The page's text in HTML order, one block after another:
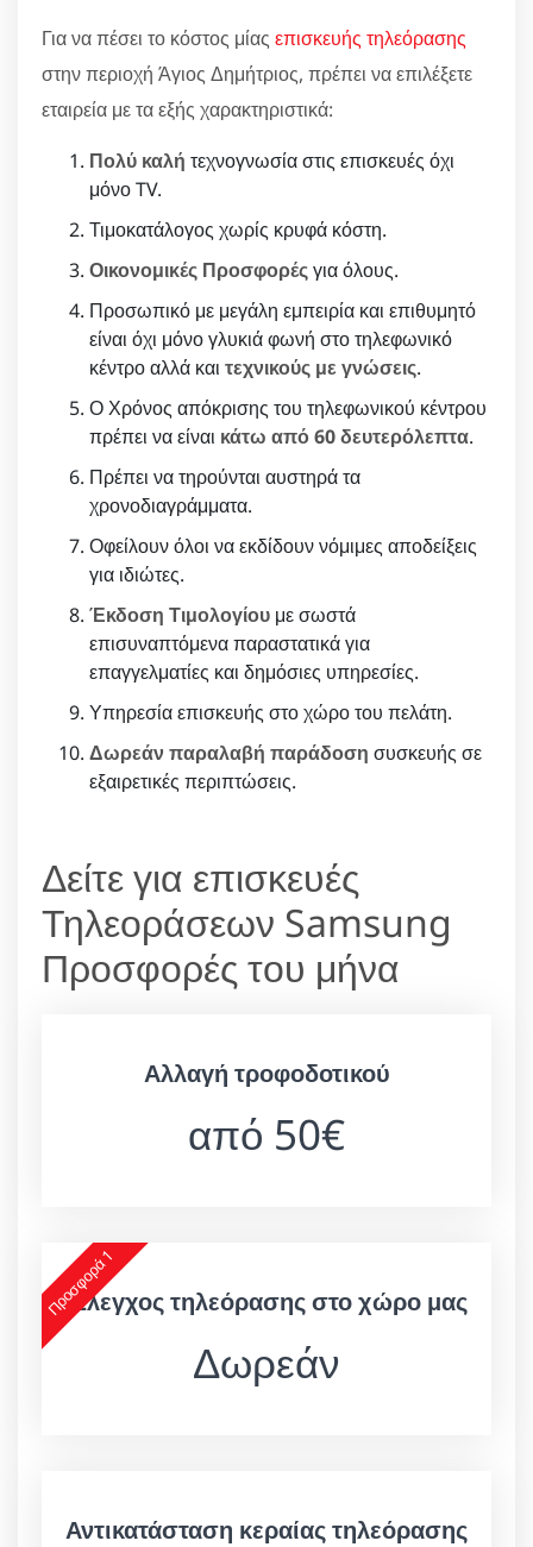
Για να πέσει το κόστος μίας επισκευής τηλεόρασης
στην περιοχή Άγιος Δημήτριος, πρέπει να επιλέξετε
εταιρεία με τα εξής χαρακτηριστικά:
Πολύ καλή τεχνογνωσία στις επισκευές όχι
μόνο TV.
Τιμοκατάλογος χωρίς κρυφά κόστη.
Οικονομικές Προσφορέςγια όλους.
Προσωπικό με μεγάλη εμπειρία και επιθυμητό
είναι όχι μόνο γλυκιά φωνή στο τηλεφωνικό
κέντρο αλλά και τεχνικούς με γνώσεις.
Ο Χρόνος απόκρισης του τηλεφωνικού κέντρου
πρέπει να είναι κάτω από 60 δευτερόλεπτα.
Πρέπει να τηρούνται αυστηρά τα
χρονοδιαγράμματα.
Οφείλουν όλοι να εκδίδουν νόμιμες αποδείξεις
για ιδιώτες.
Έκδοση Τιμολογίου με σωστά
επισυναπτόμενα παραστατικά για
επαγγελματίες και δημόσιες υπηρεσίες.
Υπηρεσία επισκευής στο χώρο του πελάτη.
Δωρεάν παραλαβή παράδοση συσκευής σε
εξαιρετικές περιπτώσεις.
Δείτε για επισκευές
Τηλεοράσεων Samsung
Προσφορές του μήνα
Αλλαγή τροφοδοτικού
από 50€
Προσφορά 1
Έλεγχος τηλεόρασης στο χώρο μας
Δωρεάν
Αντικατάσταση κεραίας τηλεόρασης